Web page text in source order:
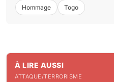
Hommage Togo
À LIRE AUSSI
ATTAQUE/TERRORISME